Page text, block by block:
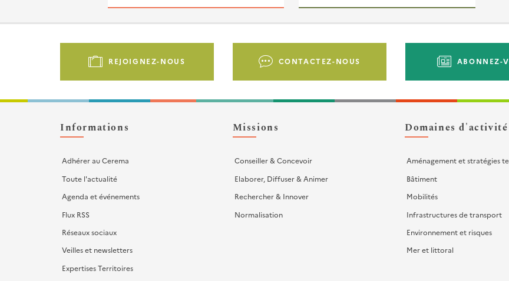
Pied
Liens
d'actions
REJOIGNEZ-NOUS CONTACTEZ-NOUS ABONNEZ-
Informations
Adhérer au Cerema
Toute l'actualité
Agenda et événements
Flux RSS
Réseaux sociaux
Veilles et newsletters
Expertises Territoires
Missions
Conseiller & Concevoir
Elaborer, Diffuser & Animer
Rechercher & Innover
Normalisation
Domaines d'activité
Aménagement et stratégies
Bâtiment
Mobilités
Infrastructures de transport
Environnement et risques
Mer et littoral